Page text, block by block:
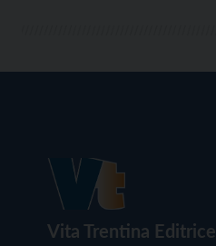
Vita Trentina Editrice